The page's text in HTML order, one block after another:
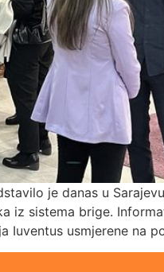
je danas u
sistema brige.
Iuventus usmjerene na